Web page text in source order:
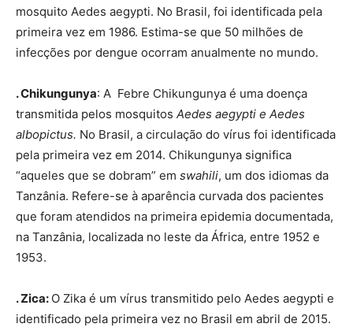
mosquito Aedes aegypti. No Brasil, foi identificada pela
primeira vez em 1986. Estima-se que 50 milhões de
infecções por dengue ocorram anualmente no mundo.
. Chikungunya: A Febre Chikungunya é uma doença
transmitida pelos mosquitos Aedes aegypti e Aedes
albopictus. No Brasil, a circulação do vírus foi identificada
pela primeira vez em 2014. Chikungunya significa
“aqueles que se dobram” em swahili, um dos idiomas da
Tanzânia. Refere-se à aparência curvada dos pacientes
que foram atendidos na primeira epidemia documentada,
na Tanzânia, localizada no leste da África, entre 1952 e
1953.
. Zica: O Zika é um vírus transmitido pelo Aedes aegypti e
identificado pela primeira vez no Brasil em abril de 2015.